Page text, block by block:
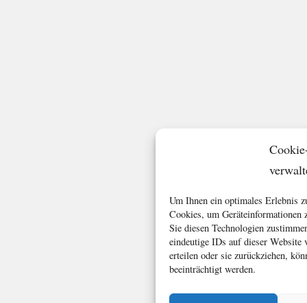
Um Ihnen ein optimales Erlebnis
Cookies, um Geräteinformationen
Sie diesen Technologien
eindeutige IDs auf dieser
erteilen oder sie zurückziehen,
beeinträchtigt werden.